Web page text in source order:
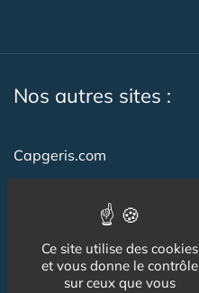
Nos autres sites :
Capgeris.com
Emploi-formation-sante.com
Seniorissimmo.com
Ce site utilise des cookies
et vous donne le contrôle
sur ceux que vous